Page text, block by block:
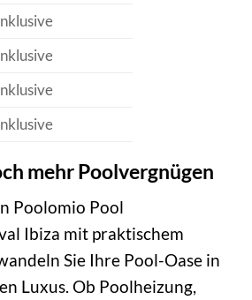
mehr Poolvergnügen
Poolomio Pool
Ibiza mit praktischem
Sie Ihre Pool-Oase in
Luxus. Ob Poolheizung,